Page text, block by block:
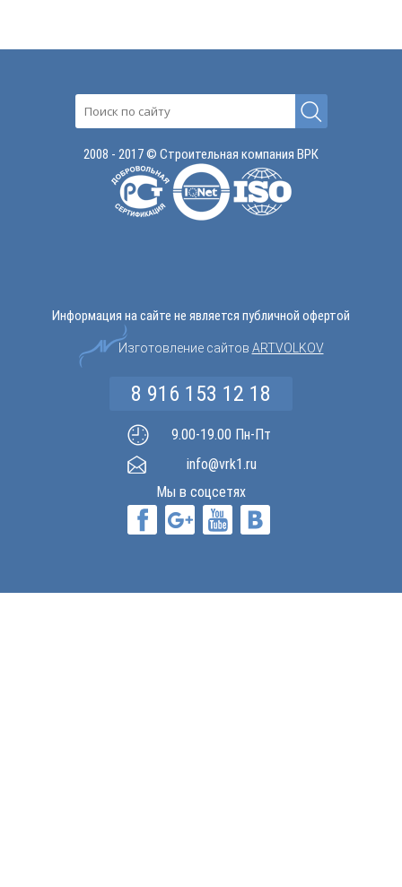
2008 - 2017 © Строительная компания ВРК
Информация на сайте не является публичной офертой
Изготовление сайтов ARTVOLKOV
8 916 153 12 18
9.00-19.00 Пн-Пт
info@vrk1.ru
Мы в соцсетях